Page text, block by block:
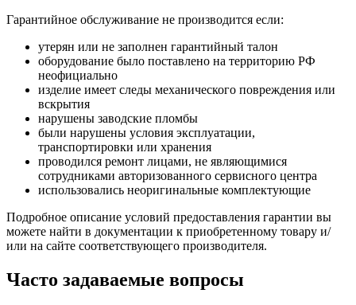
Гарантийное обслуживание не производится если:
утерян или не заполнен гарантийный талон
оборудование было поставлено на территорию РФ
неофициально
изделие имеет следы механического повреждения или
вскрытия
нарушены заводские пломбы
были нарушены условия эксплуатации,
транспортировки или хранения
проводился ремонт лицами, не являющимися
сотрудниками авторизованного сервисного центра
использовались неоригинальные комплектующие
Подробное описание условий предоставления гарантии вы
можете найти в документации к приобретенному товару и/
или на сайте соответствующего производителя.
Часто задаваемые вопросы